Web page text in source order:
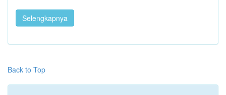
Selengkapnya
Back to Top